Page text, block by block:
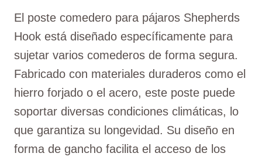
El poste comedero para pájaros Shepherds
Hook está diseñado específicamente para
sujetar varios comederos de forma segura.
Fabricado con materiales duraderos como el
hierro forjado o el acero, este poste puede
soportar diversas condiciones climáticas, lo
que garantiza su longevidad. Su diseño en
forma de gancho facilita el acceso de los